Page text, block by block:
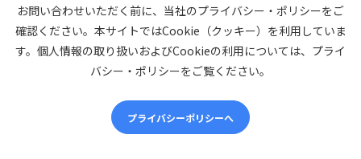
お問い合わせいただく前に、当社のプライバシー・ポリシーをご
確認ください。本サイトではCookie（クッキー）を利用していま
す。個人情報の取り扱いおよびCookieの利用については、プライ
バシー・ポリシーをご覧ください。
プライバシーポリシーへ